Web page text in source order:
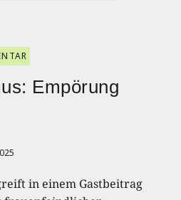
Empörung
in einem Gastbeitrag